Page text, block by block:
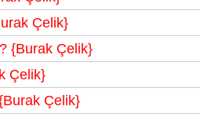
Çelik}
{Burak Çelik}
Çelik}
Çelik}